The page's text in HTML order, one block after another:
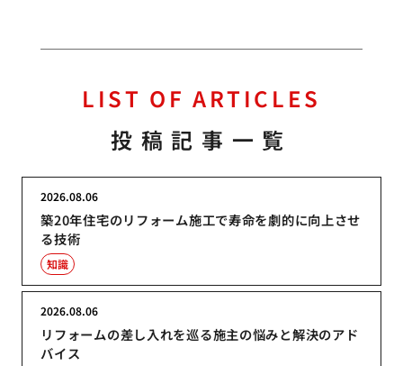
LIST OF ARTICLES
投稿記事一覧
築20年住宅のリフォーム施工で寿命を劇的に向上させ
る技術
2026.08.06
知識
リフォームの差し入れを巡る施主の悩みと解決のアド
バイス
2026.08.06